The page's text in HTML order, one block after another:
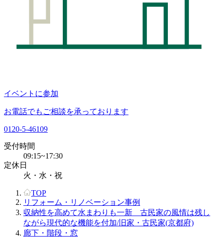
イベントに参加
お電話でもご相談を承っております
0120-5-46109
受付時間
09:15~17:30
定休日
火・水・祝
TOP
リフォーム・リノベーション事例
収納性を高めて水まわりも一新 古民家の風情は残し
ながら現代的な機能を付加/旧家・古民家(京都府)
廊下・階段・窓